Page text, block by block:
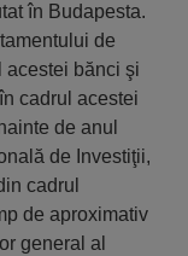
în Budapesta.
de
acestei bănci şi
cadrul acestei
de anul
de Investiţii,
cadrul
de aproximativ
general al